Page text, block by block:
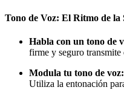
Tono de Voz: El Ritmo de la
Habla con un tono de
firme y seguro
Modula tu tono de voz:
Utiliza la entonación